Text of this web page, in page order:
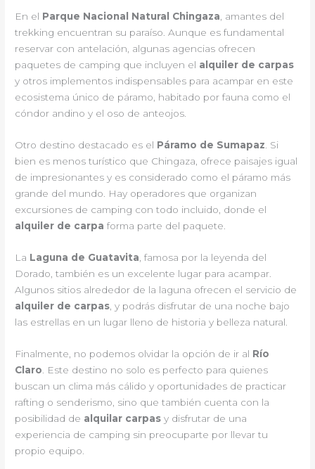
En el Parque Nacional Natural Chingaza , amantes del
trekking encuentran su paraíso. Aunque es fundamental
reservar con antelación, algunas agencias ofrecen
paquetes de camping que incluyen el alquiler de carpas
y otros implementos indispensables para acampar en este
ecosistema único de páramo, habitado por fauna como el
cóndor andino y el oso de anteojos.
Otro destino destacado es el Páramo de Sumapaz . Si
bien es menos turístico que Chingaza, ofrece paisajes igual
de impresionantes y es considerado como el páramo más
grande del mundo. Hay operadores que organizan
excursiones de camping con todo incluido, donde el
alquiler de carpa forma parte del paquete.
La Laguna de Guatavita , famosa por la leyenda del
Dorado, también es un excelente lugar para acampar.
Algunos sitios alrededor de la laguna ofrecen el servicio de
alquiler de carpas , y podrás disfrutar de una noche bajo
las estrellas en un lugar lleno de historia y belleza natural.
Finalmente, no podemos olvidar la opción de ir al Río
Claro . Este destino no solo es perfecto para quienes
buscan un clima más cálido y oportunidades de practicar
rafting o senderismo, sino que también cuenta con la
posibilidad de alquilar carpas y disfrutar de una
experiencia de camping sin preocuparte por llevar tu
propio equipo.